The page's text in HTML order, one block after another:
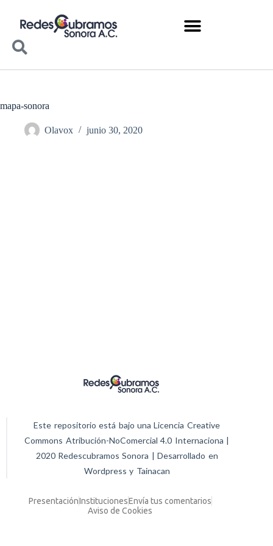
mapa-sonora
Olavox junio 30, 2020
Este repositorio está bajo una Licencia Creative
Commons Atribución-NoComercial 4.0 Internaciona |
2020 Redescubramos Sonora | Desarrollado en
Wordpress y Tainacan
PresentaciónInstitucionesEnvía tus comentarios
Aviso de Cookies